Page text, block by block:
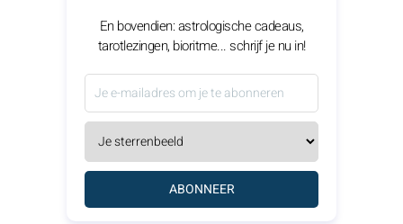
En bovendien: astrologische cadeaus,
tarotlezingen, bioritme... schrijf je nu in!
ABONNEER